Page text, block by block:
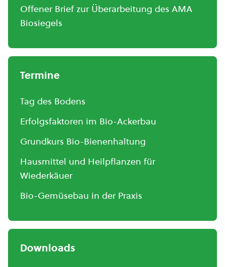
Offener Brief zur Überarbeitung des AMA
Biosiegels
Termine
Tag des Bodens
Erfolgsfaktoren im Bio-Ackerbau
Grundkurs Bio-Bienenhaltung
Hausmittel und Heilpflanzen für
Wiederkäuer
Bio-Gemüsebau in der Praxis
Downloads